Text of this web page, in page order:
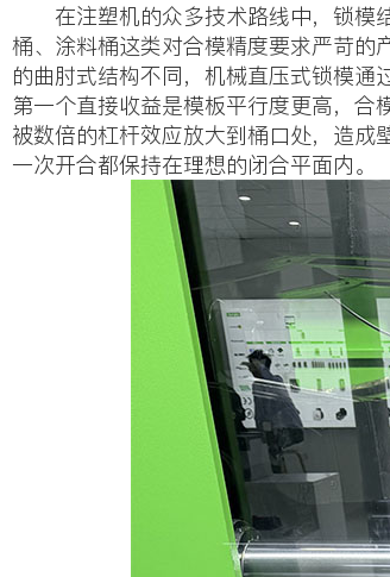
在注塑机的众多技术路线中，锁模
桶、涂料桶这类对合模精度要求严苛
的曲肘式结构不同，机械直压式锁模
第一个直接收益是模板平行度更高，
被数倍的杠杆效应放大到桶口处，造
一次开合都保持在理想的闭合平面内。